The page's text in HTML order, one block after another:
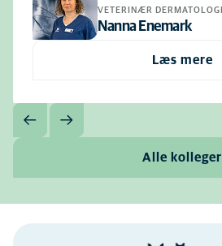
VETERINÆR DERMATOLOGI
Nanna Enemark
Læs mere
Alle kolleger